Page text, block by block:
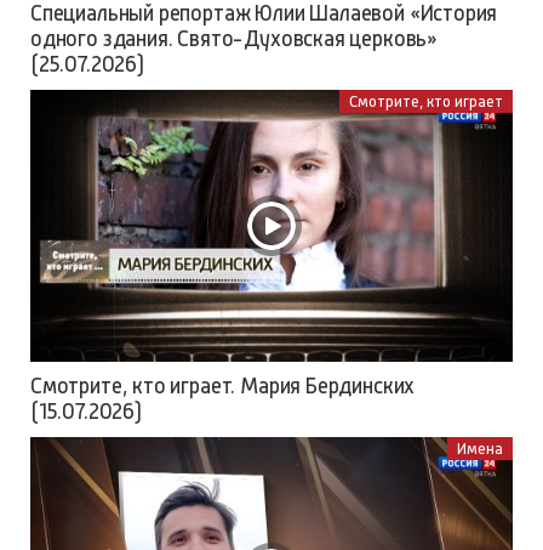
Специальный репортаж Юлии Шалаевой «История
одного здания. Свято-Духовская церковь»
(25.07.2026)
Смотрите, кто играет
Смотрите, кто играет. Мария Бердинских
(15.07.2026)
Имена